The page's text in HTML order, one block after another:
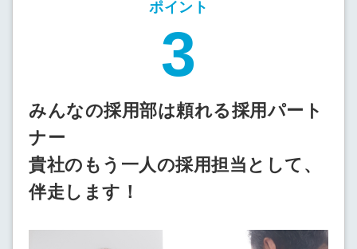
ポイント
みんなの採用部は頼れる採用パート
ナー
貴社のもう一人の採用担当として、
伴走します！